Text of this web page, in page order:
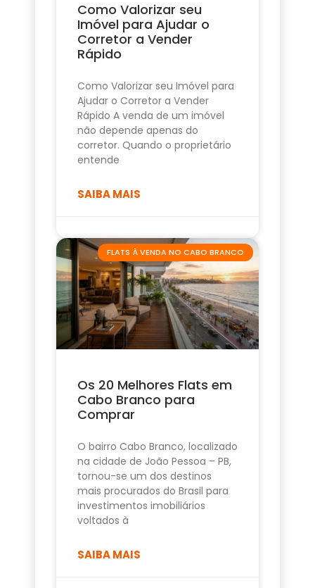
Como Valorizar seu
Imóvel para Ajudar o
Corretor a Vender
Rápido
Como Valorizar seu Imóvel para
Ajudar o Corretor a Vender
Rápido A venda de um imóvel
não depende apenas do
corretor. Quando o proprietário
entende
SAIBA MAIS
FLATS À VENDA NO CABO BRANCO
Os 20 Melhores Flats em
Cabo Branco para
Comprar
O bairro Cabo Branco, localizado
na cidade de João Pessoa – PB,
tornou-se um dos destinos
mais procurados do Brasil para
investimentos imobiliários
voltados à
SAIBA MAIS